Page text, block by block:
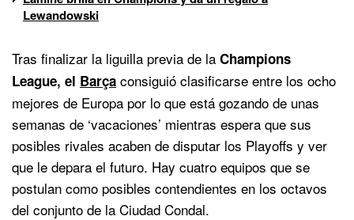
Lewandowski
Tras finalizar la liguilla previa de la Champions
League, el Barça consiguió clasificarse entre los ocho
mejores de Europa por lo que está gozando de unas
semanas de ‘vacaciones’ mientras espera que sus
posibles rivales acaben de disputar los Playoffs y ver
que le depara el futuro. Hay cuatro equipos que se
postulan como posibles contendientes en los octavos
del conjunto de la Ciudad Condal.